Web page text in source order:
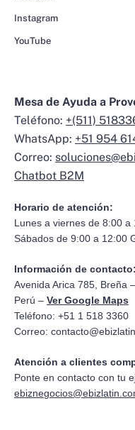
Instagram
YouTube
Mesa de Ayuda a
Teléfono: +(511)
WhatsApp: +51 954
Correo:
Chatbot B2M
Horario de atención:
Lunes a viernes de 8:00 a
Sábados de 9:00 a 12:00
Información de contacto:
Avenida Arica 785, Breña
Perú – Ver Google Maps
Teléfono: +51 1 518 3360
Correo:
Atención a clientes
Ponte en contacto con tu